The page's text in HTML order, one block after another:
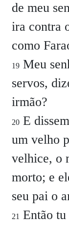
de meu
ira contra
como
19 Meu
servos,
irmão?
20 E
um velho
velhice, o
morto; e
seu pai o
21 Então tu